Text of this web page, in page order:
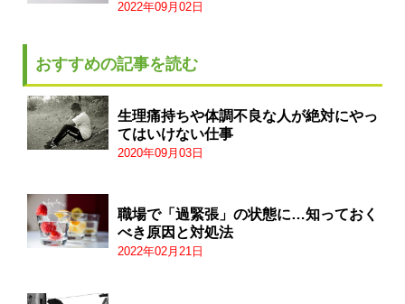
2022年09月02日
おすすめの記事を読む
生理痛持ちや体調不良な人が絶対にやっ
てはいけない仕事
2020年09月03日
職場で「過緊張」の状態に…知っておく
べき原因と対処法
2022年02月21日